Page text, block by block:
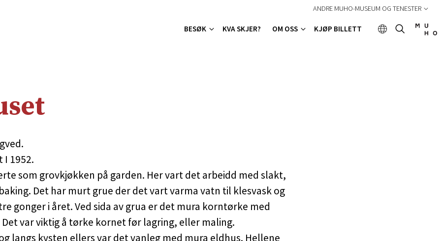
BESØK KVA SKJER? OM OSS
ANDRE MUHO-MUSEUM OG TENESTER
KJØP BILLETT
I 1952.
som grovkjøkken på garden. Her vart det arbeidd med slakt,
Det har murt grue der det vart varma vatn til klesvask og
gonger i året. Ved sida av grua er det mura korntørke med
var viktig å tørke kornet før lagring, eller maling.
langs kysten ellers var det vanleg med mura eldhus. Hellene